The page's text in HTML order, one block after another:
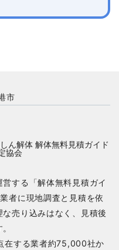
市
営する「解体無料見積ガイ
者に現地調査と見積を依
売り込みはなく、見積後
在する業者約75,000社か